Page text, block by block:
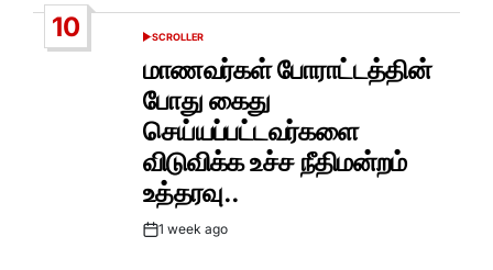
10
POSTED
SCROLLER
மாணவர்கள் போராட்டத்தின்
போது கைது
செய்யப்பட்டவர்களை
விடுவிக்க உச்ச நீதிமன்றம்
உத்தரவு..
Post1 week ago